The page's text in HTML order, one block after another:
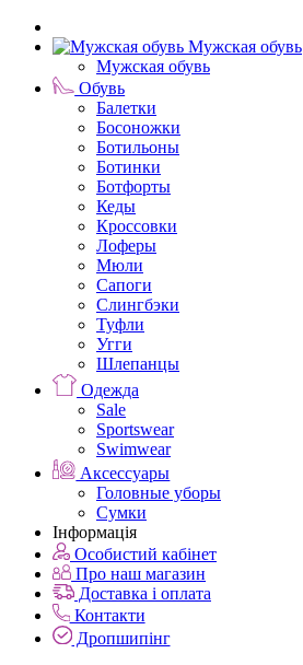
Мужская обувь
Мужская обувь
Обувь
Балетки
Босоножки
Ботильоны
Ботинки
Ботфорты
Кеды
Кроссовки
Лоферы
Мюли
Сапоги
Слингбэки
Туфли
Угги
Шлепанцы
Одежда
Sale
Sportswear
Swimwear
Аксессуары
Головные уборы
Сумки
Інформація
Особистий кабінет
Про наш магазин
Доставка і оплата
Контакти
Дропшипінг